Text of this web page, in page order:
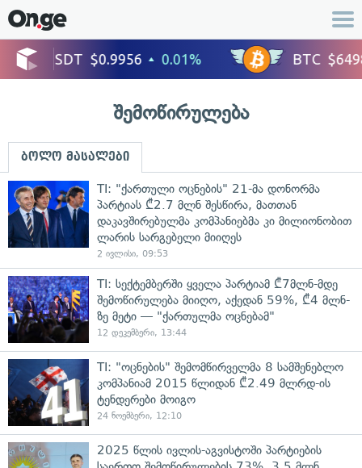
შემოწირულება
ბოლო მასალები
TI: "ქართული ოცნების" 21-მა დონორმა
პარტიას ₾2.7 მლნ შესწირა, მათთან
დაკავშირებულმა კომპანიებმა კი მილიონობით
ლარის სარგებელი მიიღეს
2 ივლისი, 09:53
TI: სექტემბერში ყველა პარტიამ ₾7მლნ-მდე
შემოწირულება მიიღო, აქედან 59%, ₾4 მლნ-
ზე მეტი — "ქართულმა ოცნებამ"
12 დეკემბერი, 13:44
TI: "ოცნების" შემომწირველმა 8 სამშენებლო
კომპანიამ 2015 წლიდან ₾2.49 მლრდ-ის
ტენდერები მოიგო
24 ნოემბერი, 12:10
2025 წლის ივლის-აგვისტოში პარტიების